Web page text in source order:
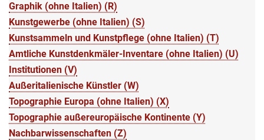
Graphik (ohne Italien) (R)
Kunstgewerbe (ohne Italien) (S)
Kunstsammeln und Kunstpflege (ohne Italien) (T)
Amtliche Kunstdenkmäler-Inventare (ohne Italien) (U)
Institutionen (V)
Außeritalienische Künstler (W)
Topographie Europa (ohne Italien) (X)
Topographie außereuropäische Kontinente (Y)
Nachbarwissenschaften (Z)